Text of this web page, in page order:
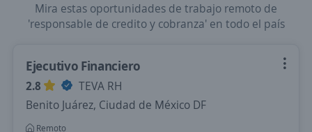
Mira estas oportunidades de trabajo remoto de
'responsable de credito y cobranza' en todo el país
Ejecutivo Financiero
2.8
TEVA RH
Benito Juárez, Ciudad de México DF
Remoto